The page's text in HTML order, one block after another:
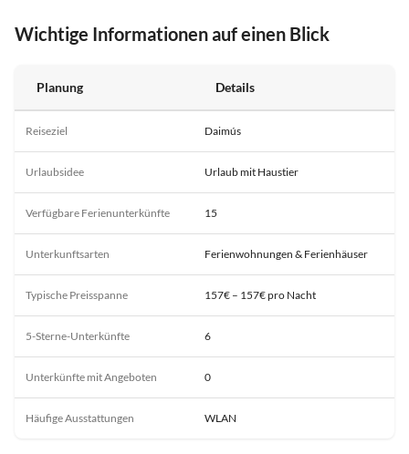
Wichtige Informationen auf einen Blick
Planung Details
Reiseziel Daimús
Urlaubsidee Urlaub mit Haustier
Verfügbare Ferienunterkünfte 15
Unterkunftsarten Ferienwohnungen & Ferienhäuser
Typische Preisspanne 157€ – 157€ pro Nacht
5-Sterne-Unterkünfte 6
Unterkünfte mit Angeboten 0
Häufige Ausstattungen WLAN